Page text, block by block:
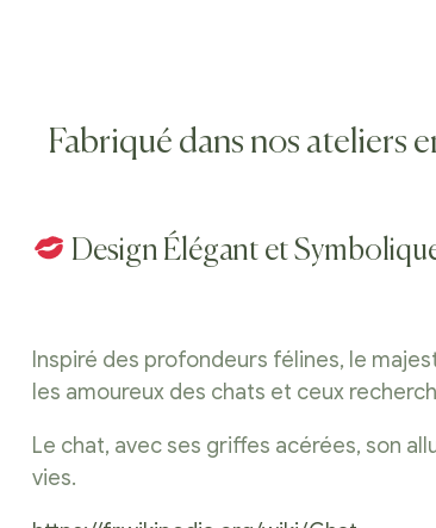
Fabriqué dans nos ateliers
Design Élégant et
Inspiré des profondeurs félines, le
les amoureux des chats et ceux
Le chat, avec ses griffes acérées, son
vies.